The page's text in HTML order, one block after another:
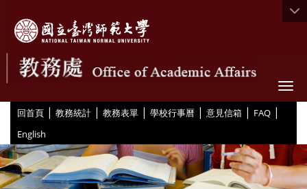
回首頁 | 教務統計 | 教務表單 | 學校行事曆 | 意見信箱 | FAQ |
English